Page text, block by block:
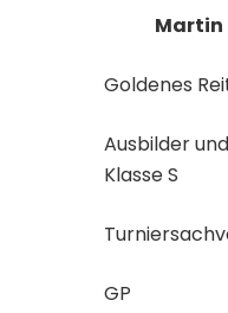
Martin
Goldenes
Ausbilder
Klasse S
GP